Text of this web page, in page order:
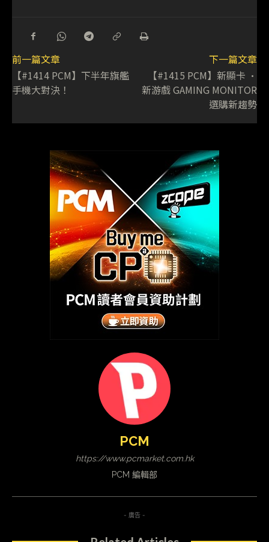
前一篇文章
【#1414 PCM】下半年旗艦
手機大對決！
下一篇文章
【#1415 PCM】新顯卡 •
新游戲 GAMING MONITOR
選購新趨勢
PCM
https://www.pcmarket.com.hk
PCM 編輯部
- 廣告 -